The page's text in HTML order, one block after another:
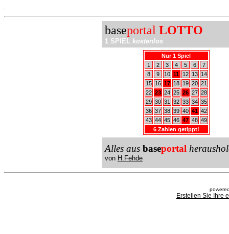
baseportal LOTTO
1 SPIEL kostenlos
Nur 1 Spiel
1
2 3 4 5 6
7
8
9 10 11 12 13
14
15
16 17 18 19 20 21
22 23 24 25 26 27 28
29 30 31 32 33 34 35
36 37 38 39 40 41 42
43 44 45 46 47 48 49
6 Zahlen getippt!
Alles aus baseportal
von H.Fehde
Erstellen Sie Ihre